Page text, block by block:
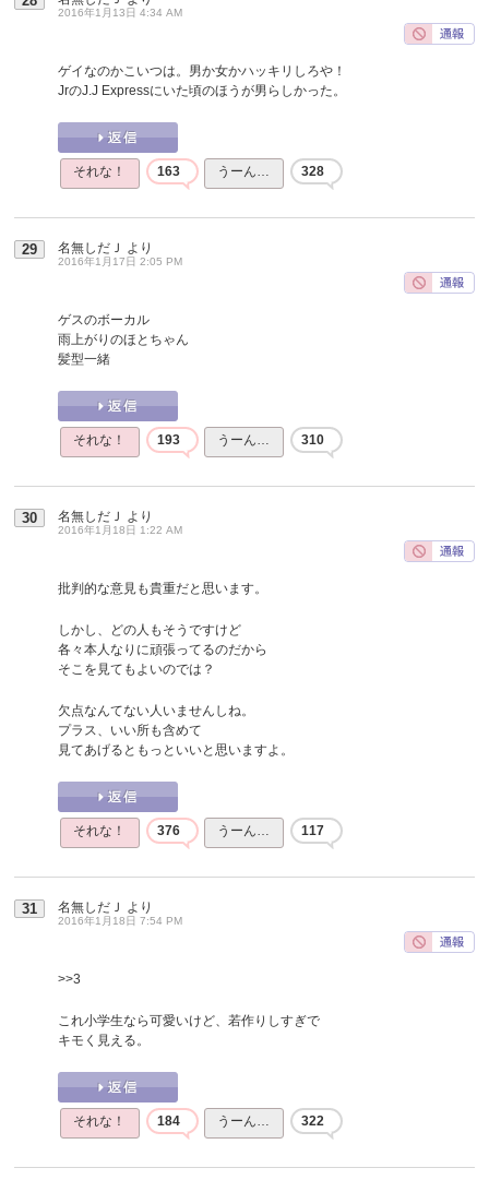
2016年1月13日 4:34 AM
ゲイなのかこいつは。男か女かハッキリしろや！
JrのJ.J Expressにいた頃のほうが男らしかった。
それな！ 163 うーん… 328
29 名無しだＪ より
2016年1月17日 2:05 PM
ゲスのボーカル
雨上がりのほとちゃん
髪型一緒
それな！ 193 うーん… 310
30 名無しだＪ より
2016年1月18日 1:22 AM
批判的な意見も貴重だと思います。
しかし、どの人もそうですけど
各々本人なりに頑張ってるのだから
そこを見てもよいのでは？
欠点なんてない人いませんしね。
プラス、いい所も含めて
見てあげるともっといいと思いますよ。
それな！ 376 うーん… 117
31 名無しだＪ より
2016年1月18日 7:54 PM
>>3
これ小学生なら可愛いけど、若作りしすぎで
キモく見える。
それな！ 184 うーん… 322